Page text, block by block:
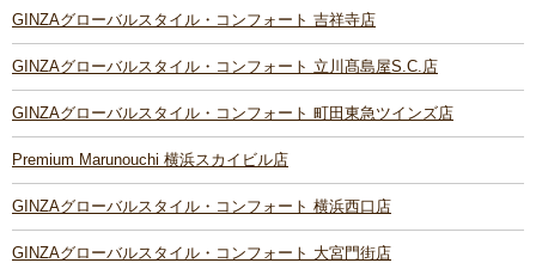
GINZAグローバルスタイル・コンフォート 吉祥寺店
GINZAグローバルスタイル・コンフォート 立川髙島屋S.C.店
GINZAグローバルスタイル・コンフォート 町田東急ツインズ店
Premium Marunouchi 横浜スカイビル店
GINZAグローバルスタイル・コンフォート 横浜西口店
GINZAグローバルスタイル・コンフォート 大宮門街店